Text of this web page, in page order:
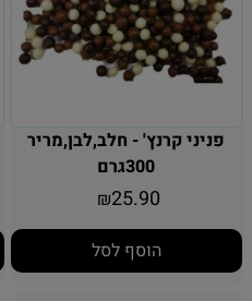
פניני קרנץ' - חלב,לבן,מריר
300גרם
₪25.90
הוסף לסל